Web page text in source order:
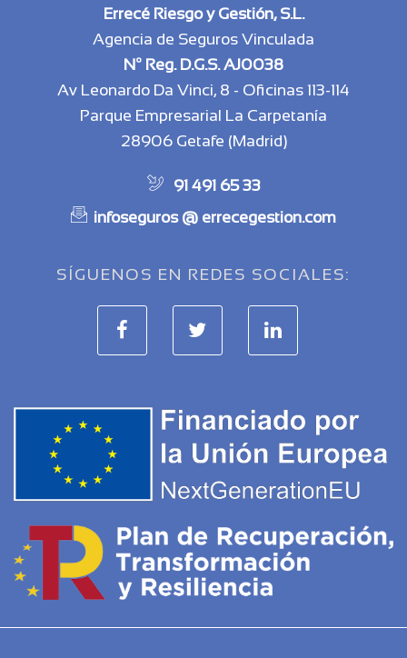
Errecé Riesgo y Gestión, S.L.
Agencia de Seguros Vinculada
Nº Reg. D.G.S. AJ0038
Av Leonardo Da Vinci, 8 - Oficinas 113-114
Parque Empresarial La Carpetanía
28906 Getafe (Madrid)
91 491 65 33
infoseguros @ errecegestion.com
SÍGUENOS EN REDES SOCIALES: